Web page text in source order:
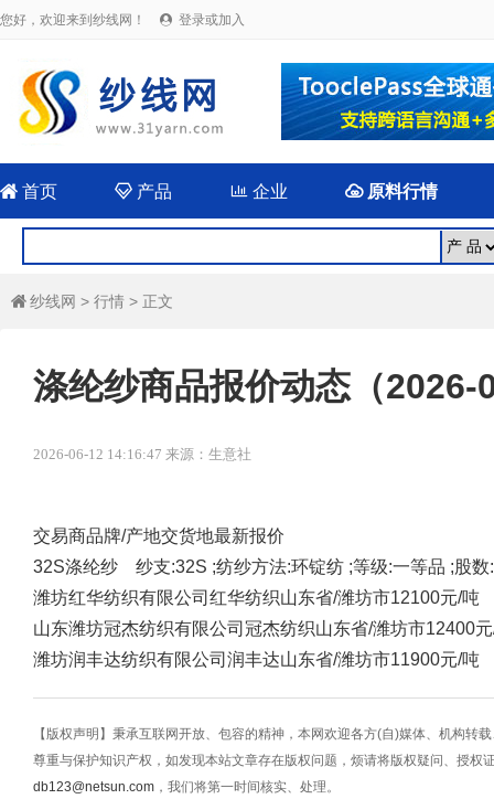
您好，欢迎来到纱线网！  登录或加入
 首页  产品 企业 原料行情
 纱线网 > 行情 > 正文
涤纶纱商品报价动态（2026-
2026-06-12 14:16:47 来源：生意社
交易商品牌/产地交货地最新报价
32S涤纶纱 纱支:32S ;纺纱方法:环锭纺 ;等级:一等品 ;股数
潍坊红华纺织有限公司 红华纺织山东省/潍坊市12100元/吨
山东潍坊冠杰纺织有限公司 冠杰纺织山东省/潍坊市12400
潍坊润丰达纺织有限公司 润丰达山东省/潍坊市11900元/吨
【版权声明】秉承互联网开放、包容的精神，本网欢迎各方(自)媒体、机构转
尊重与保护知识产权，如发现本站文章存在版权问题，烦请将版权疑问、授权
db123@netsun.com ，我们将第一时间核实、处理。